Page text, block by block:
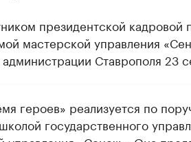
президентской
мастерской управления
Ставрополя 23
героев» реализуется по
государственного